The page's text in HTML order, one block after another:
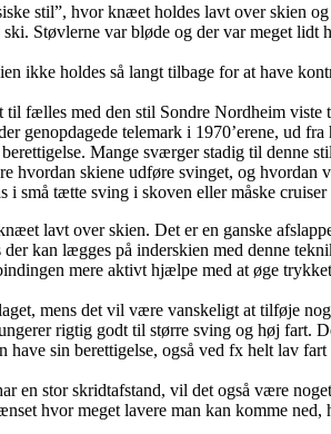
stil”, hvor knæet holdes lavt over skien
Støvlerne var bløde og der var meget
ikke holdes så langt tilbage for at have
fælles med den stil Sondre Nordheim viste
genopdagede telemark i 1970’erene, ud
Mange sværger stadig til denne
hvordan skiene udføre svinget, og
små tætte sving i skoven eller måske cruiser
lavt over skien. Det er en ganske
kan lægges på inderskien med denne
mere aktivt hjælpe med at øge
mens det vil være vanskeligt at tilføje
rigtig godt til større sving og høj fart.
sin berettigelse, også ved fx helt lav
en stor skridtafstand, vil det også være
hvor meget lavere man kan komme